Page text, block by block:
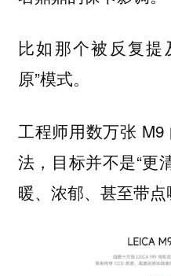
比如那个被反复提
原”模式。
工程师用数万张
法，目标并不是“更
暖、浓郁、甚至带点